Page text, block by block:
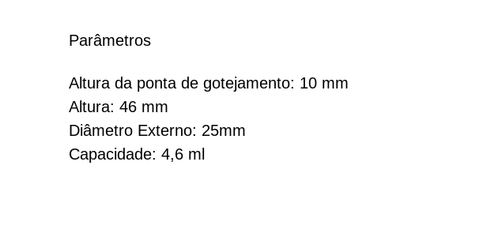
Parâmetros
Altura da ponta de gotejamento: 10 mm
Altura: 46 mm
Diâmetro Externo: 25mm
Capacidade: 4,6 ml